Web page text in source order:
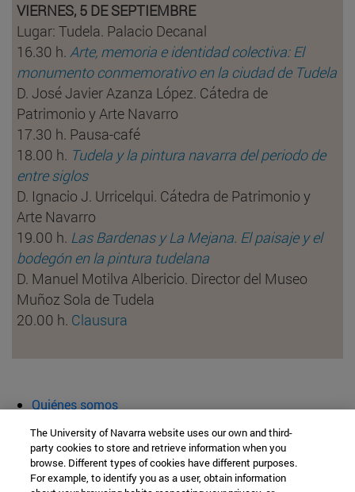
VIERNES, 5 DE SEPTIEMBRE
Lugar: Tudela. Palacio Decanal
16.30 h. Arte, memoria e identidad colectiva: El
monumento conmemorativo en la ciudad de Tudela
D. José Javier Azanza López. Cátedra de
Patrimonio y Arte Navarro
17.30 h. Pausa-café
18.00 h. Tudela y la pintura navarra del periodo de
entre siglos
D. Ignacio J. Urricelqui. Cátedra de Patrimonio y
Arte Navarro
19.00 h. Las Bardenas y La Mejana. El paisaje y el
bodegón en la pintura tudelana
D. Manuel Motilva Albericio. Director del Museo
Muñoz Sola de Tudela
20.00 h. Clausura
Quiénes somos
Aula abierta
Cátedra de Patrimonio y Arte Navarro
The University of Navarra website uses our own and third-
party cookies to store and retrieve information when you
browse. Different types of cookies have different purposes.
For example, to identify you as a user, obtain information